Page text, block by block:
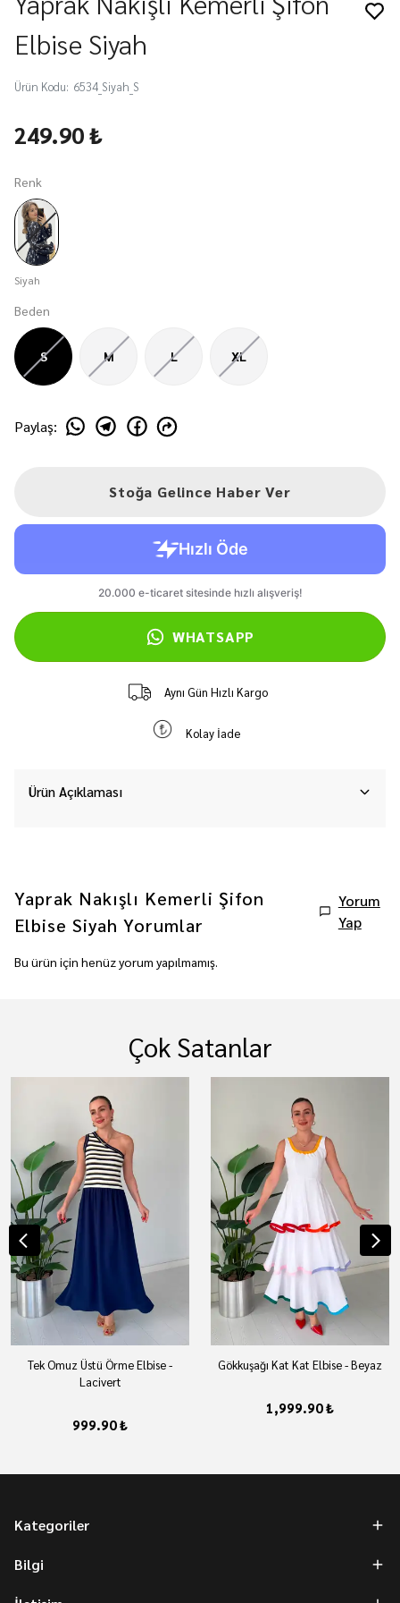
Elbise Siyah
Ürün Kodu: 6534_Siyah_S
249.90 ₺
Renk
Siyah
Beden
S M L XL
Paylaş:
Stoğa Gelince Haber Ver
WHATSAPP
Aynı Gün Hızlı Kargo
Kolay İade
Ürün Açıklaması
Yaprak Nakışlı Kemerli Şifon
Elbise Siyah Yorumlar
Yorum
Yap
Bu ürün için henüz yorum yapılmamış.
Çok Satanlar
Tek Omuz Üstü Örme Elbise -
Lacivert
999.90 ₺
Gökkuşağı Kat Kat Elbise - Beyaz
1,999.90 ₺
Kategoriler
Bilgi